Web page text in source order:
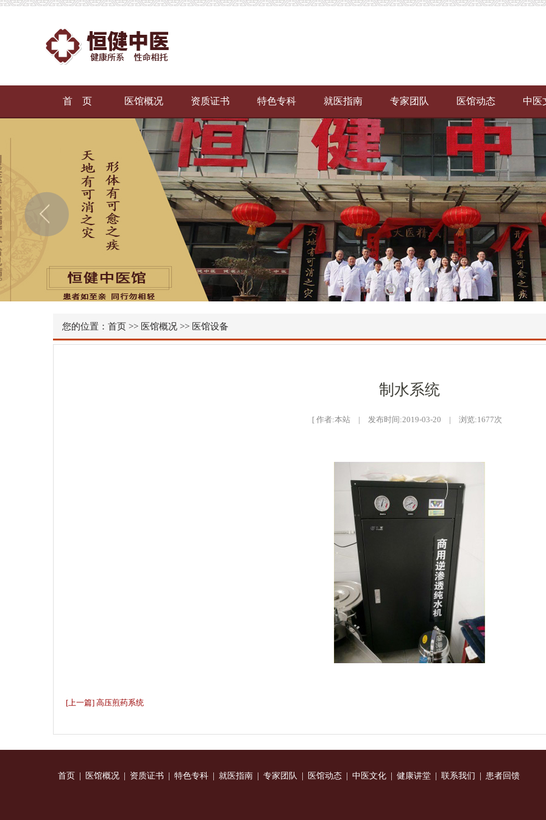
首 页 医馆概况 资质证书 特色专科 就医指南 专家团队 医馆动态 中医
1 2 3
您的位置： 首页 >> 医馆概况 >> 医馆设备
制水系统
[ 作者:本站 | 发布时间:2019-03-20 | 浏览:1677次
[上一篇] 高压煎药系统
首页 医馆概况 资质证书 特色专科 就医指南 专家团队 医馆动态 中医文化 健康讲堂 联系我们 患者回馈